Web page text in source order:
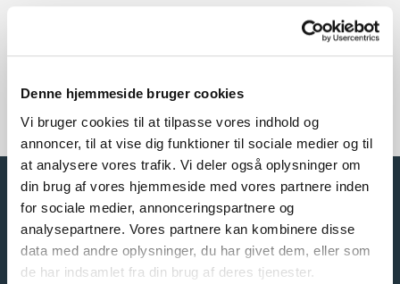
Denne hjemmeside bruger cookies
Vi bruger cookies til at tilpasse vores indhold og
annoncer, til at vise dig funktioner til sociale medier og til
at analysere vores trafik. Vi deler også oplysninger om
din brug af vores hjemmeside med vores partnere inden
for sociale medier, annonceringspartnere og
analysepartnere. Vores partnere kan kombinere disse
data med andre oplysninger, du har givet dem, eller som
de har indsamlet fra din brug af deres tjenester.
30 kr. for BHV-medlemmer
50 kr. for øvrige
Brandbjerg Højskole har siden 1950 skabt